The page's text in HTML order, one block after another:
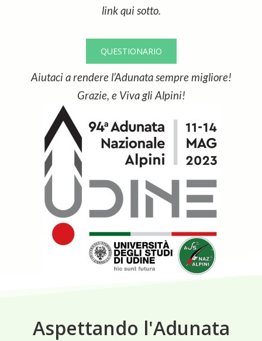
link qui sotto.
QUESTIONARIO
Aiutaci a rendere l’Adunata sempre migliore!
Grazie, e Viva gli Alpini!
Aspettando l'Adunata